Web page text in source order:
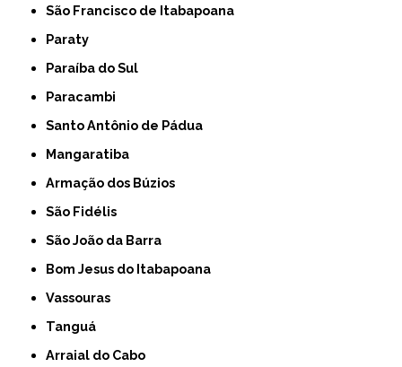
São Francisco de Itabapoana
Paraty
Paraíba do Sul
Paracambi
Santo Antônio de Pádua
Mangaratiba
Armação dos Búzios
São Fidélis
São João da Barra
Bom Jesus do Itabapoana
Vassouras
Tanguá
Arraial do Cabo